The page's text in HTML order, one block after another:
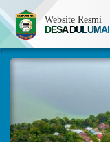
Website Resmi
DESA DULUMAI
,